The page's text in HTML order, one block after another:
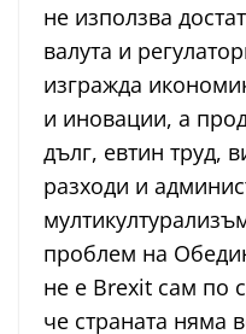
не използва
валута и
изгражда
и иновации, а
дълг, евтин труд,
разходи и
проблем на
не е Brexit сам по
че страната няма